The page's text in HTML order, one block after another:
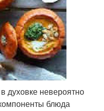
невероятно
блюда